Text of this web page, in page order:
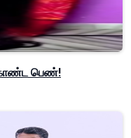
கொண்ட பெண்!